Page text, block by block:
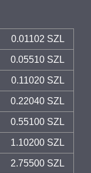
0.01102 SZL
0.05510 SZL
0.11020 SZL
0.22040 SZL
0.55100 SZL
1.10200 SZL
2.75500 SZL